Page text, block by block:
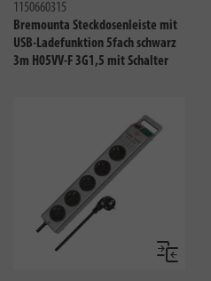
1150660315
Bremounta Steckdosenleiste mit
USB-Ladefunktion 5fach schwarz
3m H05VV-F 3G1,5 mit Schalter
Vergleichen